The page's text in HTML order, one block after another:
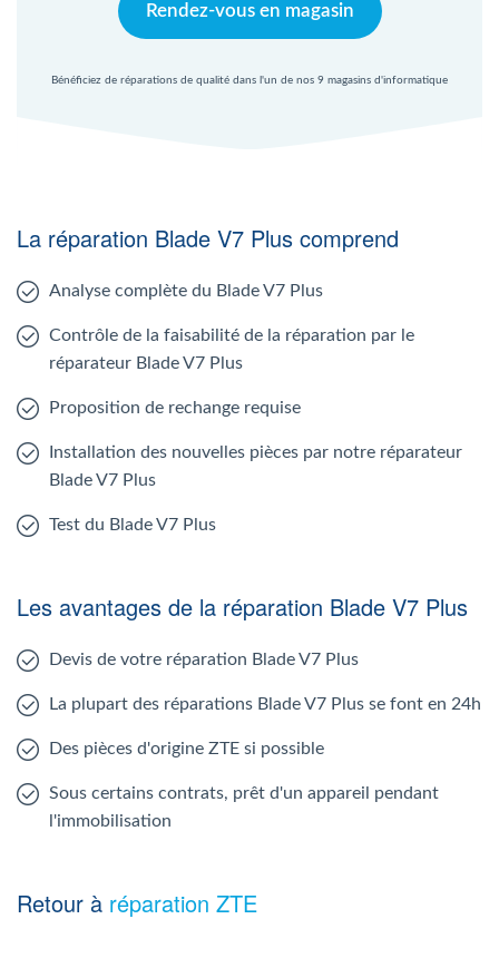
Rendez-vous en magasin
Bénéficiez de réparations de qualité dans l'un de nos 9 magasins d'informatique
La réparation Blade V7 Plus comprend
Analyse complète du Blade V7 Plus
Contrôle de la faisabilité de la réparation par le
réparateur Blade V7 Plus
Proposition de rechange requise
Installation des nouvelles pièces par notre réparateur
Blade V7 Plus
Test du Blade V7 Plus
Les avantages de la réparation Blade V7 Plus
Devis de votre réparation Blade V7 Plus
La plupart des réparations Blade V7 Plus se font en 24h
Des pièces d'origine ZTE si possible
Sous certains contrats, prêt d'un appareil pendant
l'immobilisation
Retour à réparation ZTE